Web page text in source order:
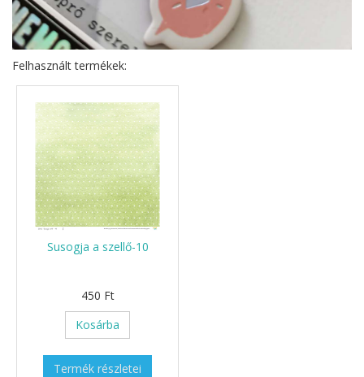
Felhasznált termékek:
Susogja a szellő-10
450 Ft
Kosárba
Termék részletei